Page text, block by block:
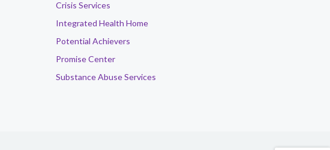
Crisis Services
Integrated Health Home
Potential Achievers
Promise Center
Substance Abuse Services